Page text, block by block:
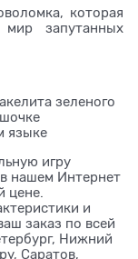
которая
запутанных
зеленого
языке
игру
нашем Интернет
цене.
и
заказ по всей
Нижний
Саратов,